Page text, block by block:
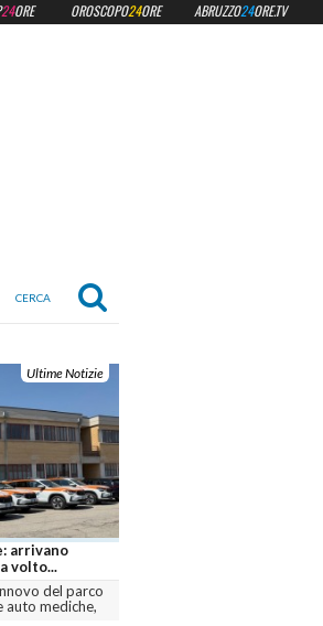
Ultime Notizie
Cronaca
Abruzzo brucia ancora, sei fronti attivi e
Canadair mobilitati contro le fiamme
L'AQUILA-Dall’Aquilano al Pescarese e al
Teramano, volontari, mezzi terrestri, elicotteri e
24ORE OROSCOPO24ORE ABRUZZO24ORE.TV